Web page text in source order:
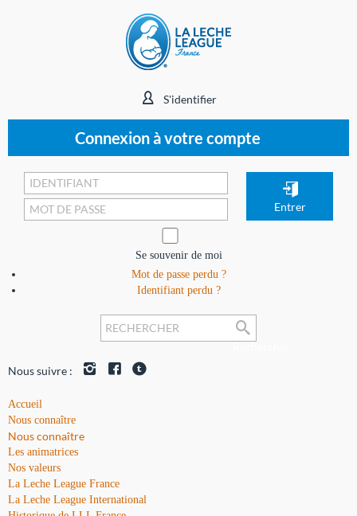
S'identifier
Connexion à votre compte
Se souvenir de moi
Mot de passe perdu ?
Identifiant perdu ?
Nous suivre :
Accueil
Nous connaître
Nous connaître
Les animatrices
Nos valeurs
La Leche League France
La Leche League International